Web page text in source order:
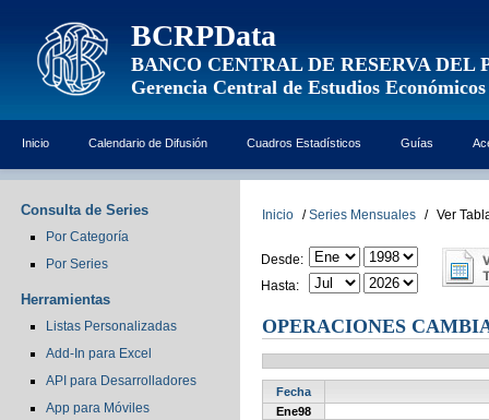
BCRPData
BANCO CENTRAL DE RESERVA DEL
Gerencia Central de Estudios Económicos
Inicio Calendario de Difusión Cuadros Estadísticos Guías
Consulta de Series
Por Categoría
Por Series
Herramientas
Listas Personalizadas
Add-In para Excel
API para Desarrolladores
App para Móviles
Inicio / Series Mensuales / Ver
Desde:
Hasta:
OPERACIONES
Fecha
Ene98